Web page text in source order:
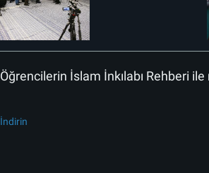
Öğrencilerin İslam İnkılabı Rehberi
İndirin